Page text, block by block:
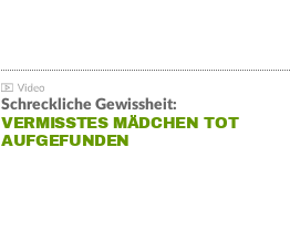
Schreckliche Gewissheit:
VERMISSTES MÄDCHEN TOT
AUFGEFUNDEN